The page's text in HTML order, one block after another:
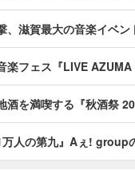
、滋賀最大の音楽イベ
楽フェス『LIVE
酒を満喫する『秋酒祭
万人の第九』Aぇ!